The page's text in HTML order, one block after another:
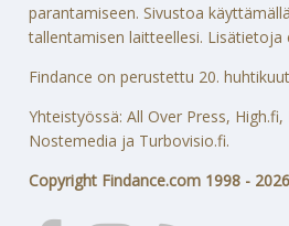
parantamiseen. Sivustoa
tallentamisen laitteellesi.
Findance on perustettu 20.
Yhteistyössä: All Over Press,
Nostemedia ja Turbovisio.fi.
Copyright Findance.com 1998 - 2026